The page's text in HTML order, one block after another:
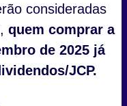
consideradas
quem comprar a
de 2025 já
JCP.